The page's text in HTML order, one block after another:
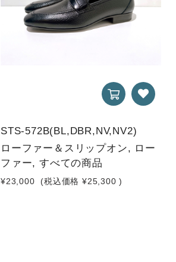
STS-572B(BL,DBR,NV,NV2)
ローファー＆スリップオン, ロー
ファー, すべての商品
¥23,000 (税込価格 ¥25,300 )